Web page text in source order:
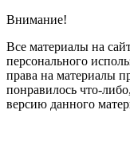
Внимание!
Все материалы на
персонального
права на материалы
понравилось что-
версию данного